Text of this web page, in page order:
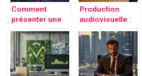
Comment
présenter une
entreprise
innovante qui
révolutionne
son marché ?
Production
audiovisuelle :
pourquoi les
entreprises
nantaises
misent sur la
vidéo